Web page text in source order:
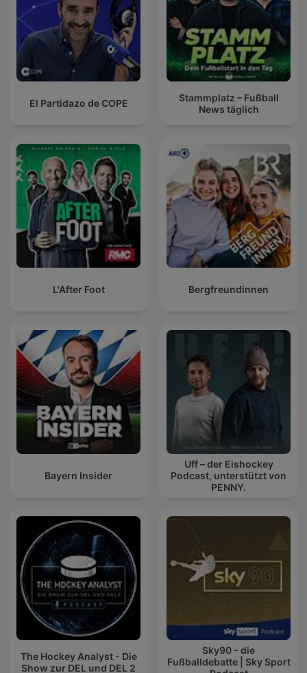
El Partidazo de COPE
Stammplatz – Fußball
News täglich
L'After Foot Bergfreundinnen
Bayern Insider
Uff – der Eishockey
Podcast, unterstützt von
PENNY.
The Hockey Analyst - Die
Show zur DEL und DEL 2
Sky90 – die
Fußballdebatte | Sky Sport